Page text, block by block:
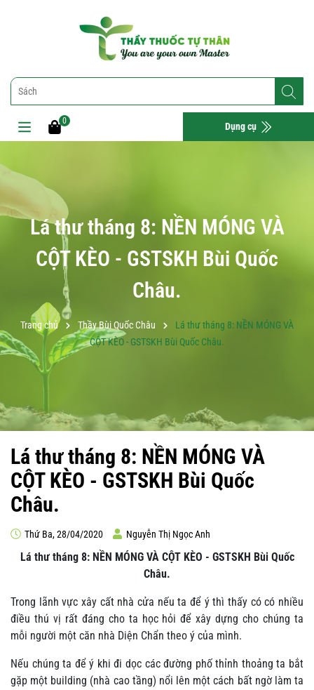
0 Dụng cụ
Lá thư tháng 8: NỀN MÓNG VÀ
CỘT KÈO - GSTSKH Bùi Quốc
Châu.
Trang chủ Thầy Bùi Quốc Châu
Lá thư tháng 8: NỀN MÓNG VÀ
CỘT KÈO - GSTSKH Bùi Quốc Châu.
Lá thư tháng 8: NỀN MÓNG VÀ
CỘT KÈO - GSTSKH Bùi Quốc
Châu.
Thứ Ba, 28/04/2020 Nguyễn Thị Ngọc Anh
Lá thư tháng 8: NỀN MÓNG VÀ CỘT KÈO - GSTSKH Bùi Quốc
Châu.
Trong lãnh vực xây cất nhà cửa nếu ta để ý thì thấy có có nhiều
điều thú vị rất đáng cho ta học hỏi để xây dựng cho chúng ta
mỗi người một căn nhà Diện Chẩn theo ý của mình.
Nếu chúng ta để ý khi đi dọc các đường phố thỉnh thoảng ta bắt
gặp một building (nhà cao tầng) nổi lên một cách bất ngờ làm ta